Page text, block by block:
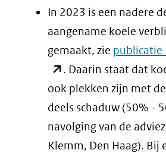
In 2023 is een nadere
aangename koele
gemaakt, zie publicatie
. Daarin staat dat
ook plekken zijn met
deels schaduw (50% -
navolging van de
Klemm, Den Haag). Bij